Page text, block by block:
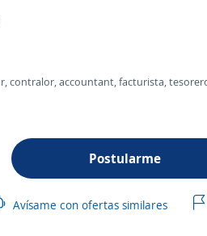
contralor, accountant, facturista,
Postularme
Avísame con ofertas similares